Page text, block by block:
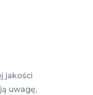
jakości
uwagę,